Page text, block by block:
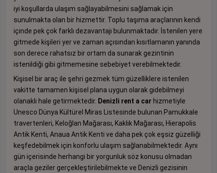
iyi koşullarda ulaşım sağlayabilmesini sağlamak için
sunulmakta olan bir hizmettir. Toplu taşıma araçlarının kendi
içinde pek çok farklı dezavantajı bulunmaktadır. İstenilen yere
gitmede kişileri yer ve zaman açısından kısıtlamanın yanında
son derece rahatsız bir ortam da sunarak gezintinin
istenildiği gibi gitmemesine sebebiyet verebilmektedir.
Kişisel bir araç ile şehri gezmek tüm güzelliklere istenilen
vakitte tamamen kişisel plana uygun olarak gidebilmeyi
olanaklı hale getirmektedir. Denizli rent a car hizmetiyle
Unesco Dünya Kültürel Miras Listesinde bulunan Pamukkale
travertenleri, Keloğlan Mağarası, Kaklık Mağarası, Hierapolis
Antik Kenti, Anaua Antik Kenti ve daha pek çok eşsiz güzelliği
keşfedebilmek için konforlu ulaşım sağlanabilmektedir. Aynı
gün içerisinde herhangi bir yorgunluk söz konusu olmadan
araçla geziler gerçekleştirilebilmekte ve Denizli gezisinin